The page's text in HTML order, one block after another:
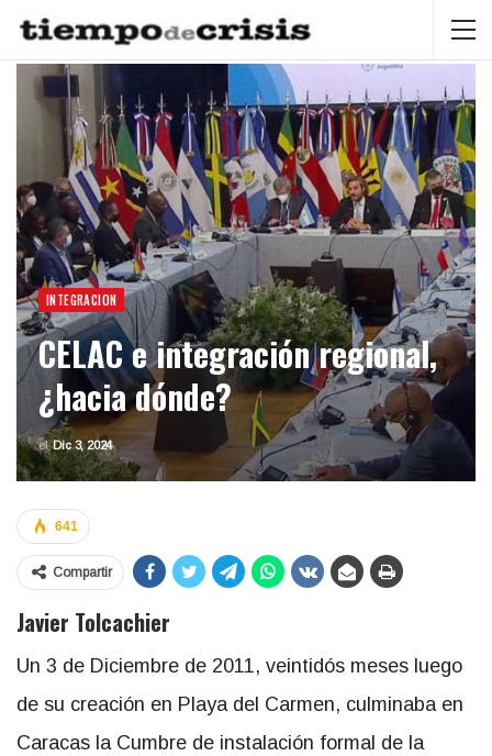
INTEGRACION
CELAC e integración regional,
¿hacia dónde?
elDic 3, 2024
641
Compartir
Javier Tolcachier
Un 3 de Diciembre de 2011, veintidós meses luego
de su creación en Playa del Carmen, culminaba en
Caracas la Cumbre de instalación formal de la